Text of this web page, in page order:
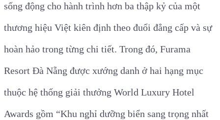
sống động cho hành trình hơn ba thập kỷ của một
thương hiệu Việt kiên định theo đuổi đẳng cấp và sự
hoàn hảo trong từng chi tiết. Trong đó, Furama
Resort Đà Nẵng được xướng danh ở hai hạng mục
thuộc hệ thống giải thưởng World Luxury Hotel
Awards gồm “Khu nghỉ dưỡng biển sang trọng nhất